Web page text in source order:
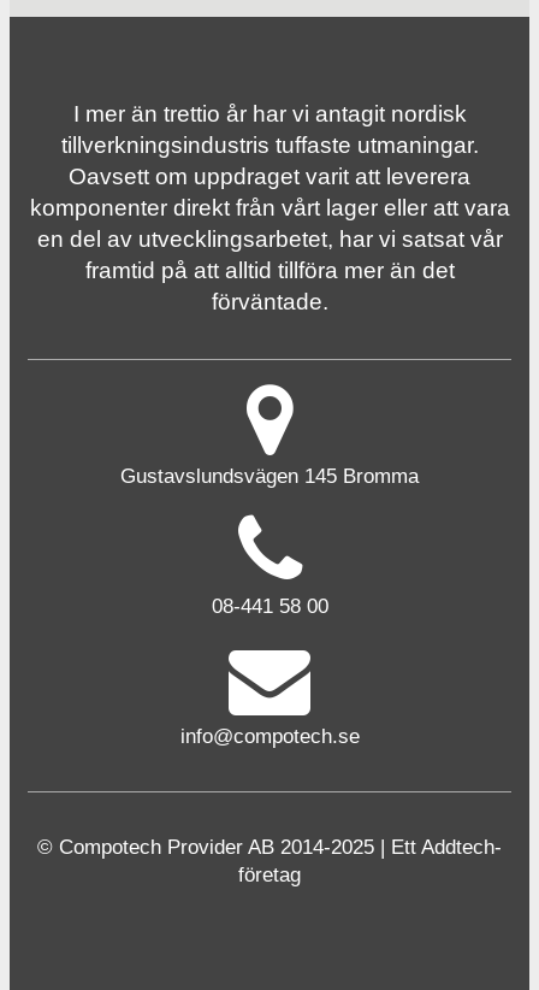
I mer än trettio år har vi antagit nordisk
tillverknings­industris tuffaste utmaningar.
Oavsett om uppdraget varit att leverera
komponenter direkt från vårt lager eller att vara
en del av utvecklingsarbetet, har vi satsat vår
framtid på att alltid tillföra mer än det
förväntade.
Gustavslundsvägen 145 Bromma
08-441 58 00
info@compotech.se
© Compotech Provider AB 2014-2025 | Ett Addtech-
företag